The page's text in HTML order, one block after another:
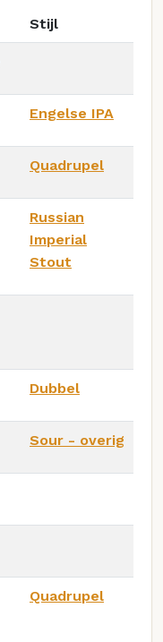
Stijl
Engelse IPA
Quadrupel
Russian
Imperial
Stout
Dubbel
Sour - overig
Quadrupel